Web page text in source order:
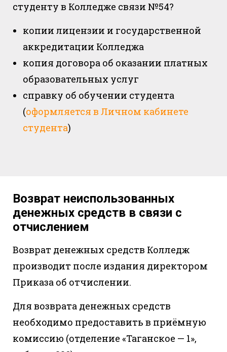
студенту в Колледже связи №54?
копии лицензии и государственной
аккредитации Колледжа
копия договора об оказании платных
образовательных услуг
справку об обучении студента
(оформляется в Личном кабинете
студента)
Возврат неиспользованных
денежных средств в связи с
отчислением
Возврат денежных средств Колледж
производит после издания директором
Приказа об отчислении.
Для возврата денежных средств
необходимо предоставить в приёмную
комиссию (отделение «Таганское — 1»,